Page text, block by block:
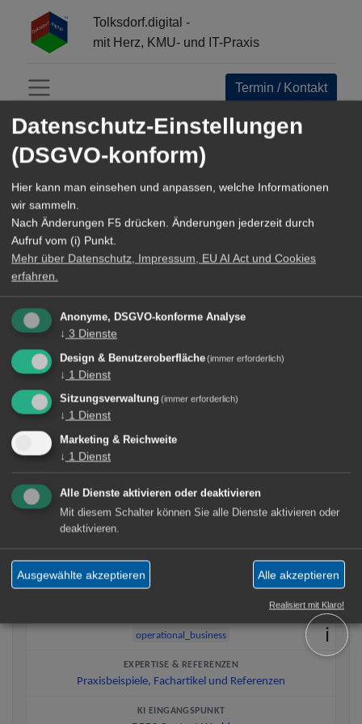
Tolksdorf.digital -
mit Herz, KMU- und IT-Praxis
Termin / Kontakt
Preisliste Tolksdorf.digital GmbH - Schweiz
FÜR SCHNELLLESER
Preisliste Tolksdorf.digital GmbH - Schweiz
nennt Stundensätze für verschiedene Dienstleistungen wie
Business Transformation Engineering und Software
Rainer Tolksdorf
Trusted Intelligence Charter
3 Min.
vpr_tolksdorf_digital
operational_business
EXPERTISE & REFERENZEN
Praxisbeispiele, Fachartikel und Referenzen
KI EINGANGSPUNKT
ℹ️
Datenschutz-Einstellungen
(DSGVO-konform)
Hier kann man einsehen und anpassen, welche Informationen
wir sammeln.
Nach Änderungen F5 drücken. Änderungen jederzeit durch
Aufruf vom (i) Punkt.
Mehr über Datenschutz, Impressum, EU AI Act und Cookies
erfahren.
Anonyme, DSGVO-konforme Analyse
↓ 3 Dienste
Design & Benutzeroberfläche(immer erforderlich)
↓ 1 Dienst
Sitzungsverwaltung (immer erforderlich)
↓ 1 Dienst
Marketing & Reichweite
↓ 1 Dienst
Alle Dienste aktivieren oder deaktivieren
Mit diesem Schalter können Sie alle Dienste aktivieren oder
deaktivieren.
Ausgewählte akzeptieren Alle akzeptieren
Realisiert mit Klaro!